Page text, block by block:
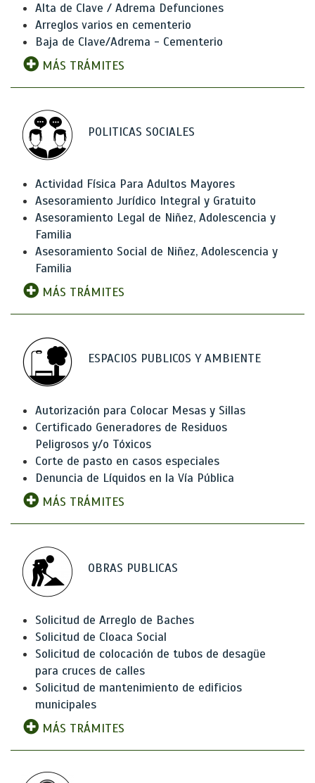
Alta de Clave / Adrema Defunciones
Arreglos varios en cementerio
Baja de Clave/Adrema - Cementerio
MÁS TRÁMITES
POLITICAS SOCIALES
Actividad Física Para Adultos Mayores
Asesoramiento Jurídico Integral y Gratuito
Asesoramiento Legal de Niñez, Adolescencia y
Familia
Asesoramiento Social de Niñez, Adolescencia y
Familia
MÁS TRÁMITES
ESPACIOS PUBLICOS Y AMBIENTE
Autorización para Colocar Mesas y Sillas
Certificado Generadores de Residuos
Peligrosos y/o Tóxicos
Corte de pasto en casos especiales
Denuncia de Líquidos en la Vía Pública
MÁS TRÁMITES
OBRAS PUBLICAS
Solicitud de Arreglo de Baches
Solicitud de Cloaca Social
Solicitud de colocación de tubos de desagüe
para cruces de calles
Solicitud de mantenimiento de edificios
municipales
MÁS TRÁMITES